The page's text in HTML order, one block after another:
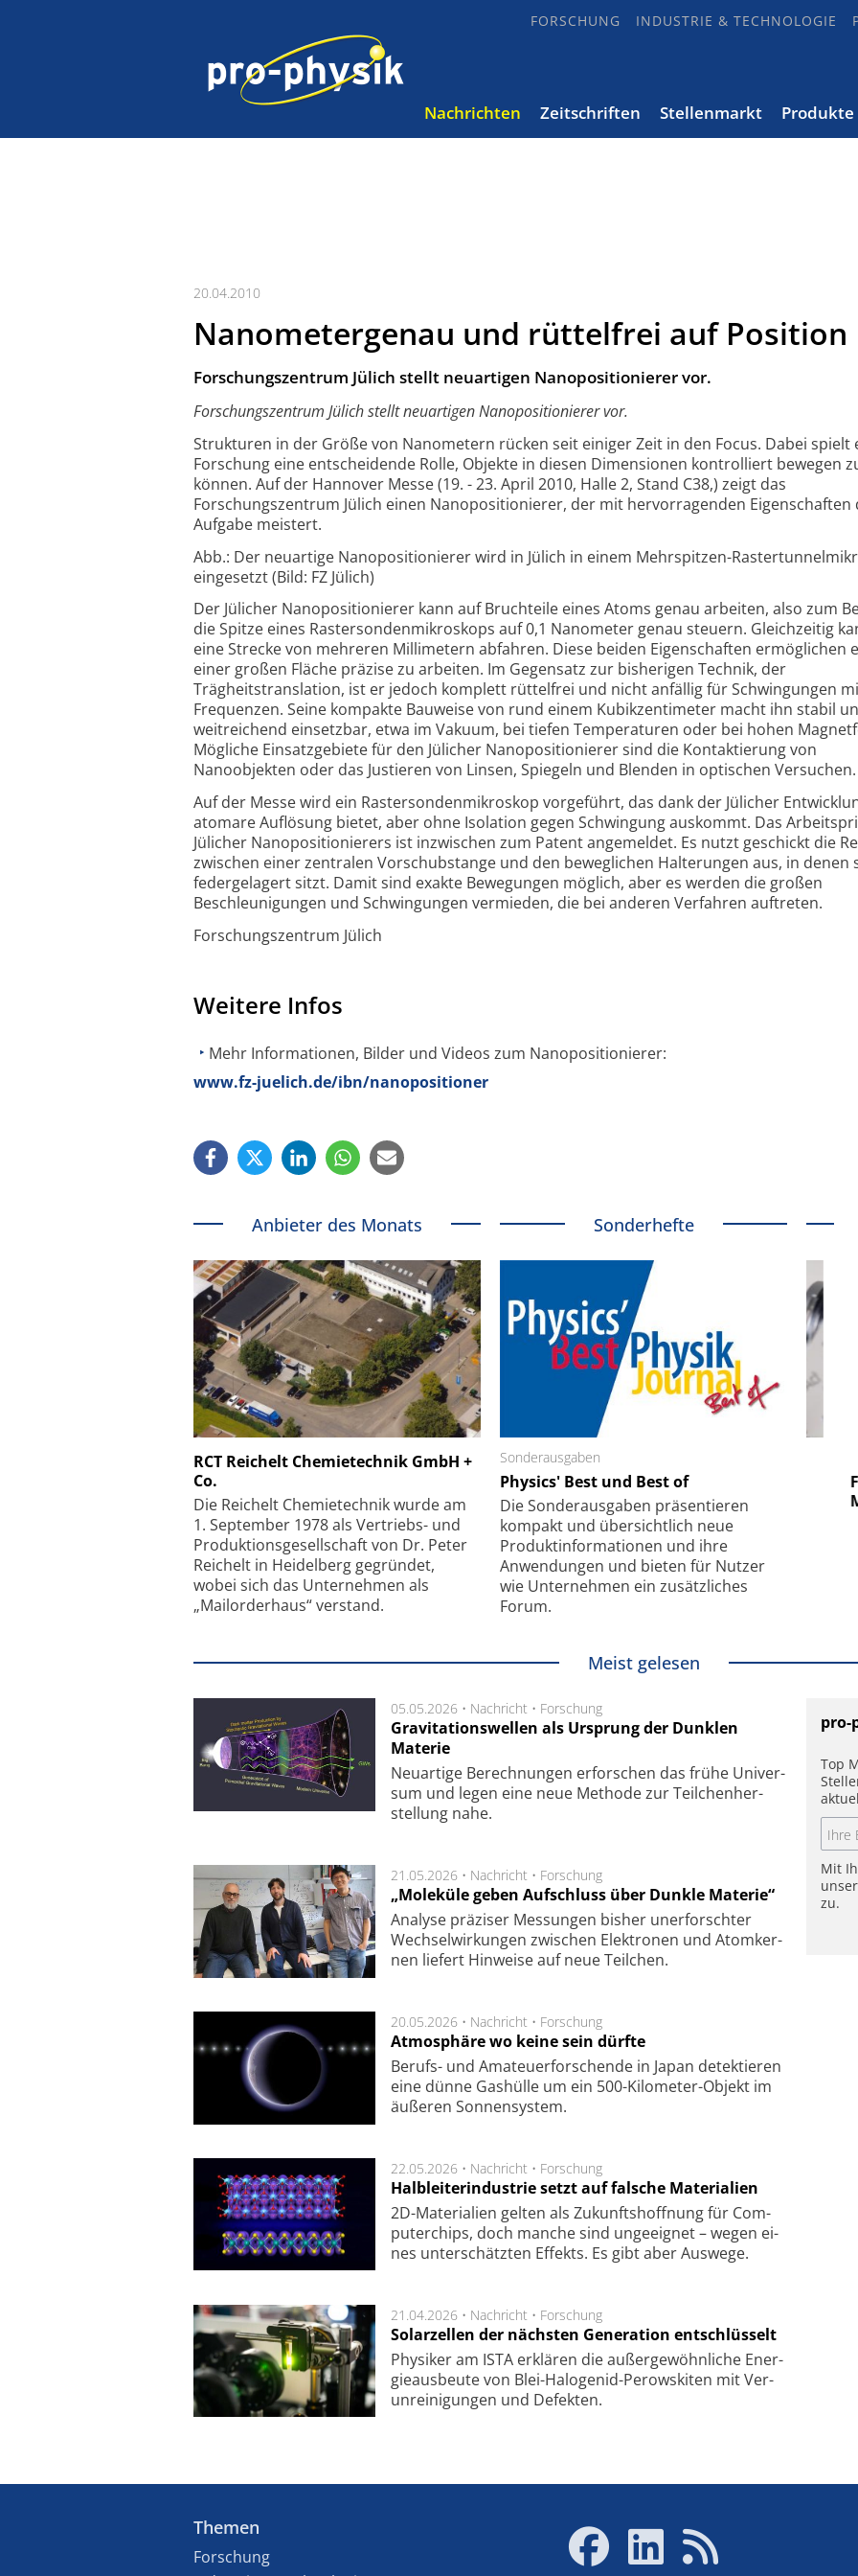
FORSCHUNG INDUSTRIE & TECHNOLOGIE
Nachrichten Zeitschriften Stellenmarkt Produkte
20.04.2010
Nanometergenau und rüttelfrei auf Position
Forschungszentrum Jülich stellt neuartigen Nanopositionierer vor.
Forschungszentrum Jülich stellt neuartigen Nanopositionierer vor.
Strukturen in der Größe von Nanometern rücken seit einiger Zeit in den Focus. Dabei spielt
Forschung eine entscheidende Rolle, Objekte in diesen Dimensionen kontrolliert bewegen
können. Auf der Hannover Messe (19. - 23. April 2010, Halle 2, Stand C38,) zeigt das
Forschungszentrum Jülich einen Nanopositionierer, der mit hervorragenden Eigenschaften
Aufgabe meistert.
Abb.: Der neuartige Nanopositionierer wird in Jülich in einem Mehrspitzen-
eingesetzt (Bild: FZ Jülich)
Der Jülicher Nanopositionierer kann auf Bruchteile eines Atoms genau arbeiten, also zum
die Spitze eines Rastersondenmikroskops auf 0,1 Nanometer genau steuern. Gleichzeitig
eine Strecke von mehreren Millimetern abfahren. Diese beiden Eigenschaften ermöglichen
einer großen Fläche präzise zu arbeiten. Im Gegensatz zur bisherigen Technik, der
Trägheitstranslation, ist er jedoch komplett rüttelfrei und nicht anfällig für Schwingungen
Frequenzen. Seine kompakte Bauweise von rund einem Kubikzentimeter macht ihn stabil
weitreichend einsetzbar, etwa im Vakuum, bei tiefen Temperaturen oder bei hohen
Mögliche Einsatzgebiete für den Jülicher Nanopositionierer sind die Kontaktierung von
Nanoobjekten oder das Justieren von Linsen, Spiegeln und Blenden in optischen Versuchen.
Auf der Messe wird ein Rastersondenmikroskop vorgeführt, das dank der Jülicher
atomare Auflösung bietet, aber ohne Isolation gegen Schwingung auskommt. Das
Jülicher Nanopositionierers ist inzwischen zum Patent angemeldet. Es nutzt geschickt die
zwischen einer zentralen Vorschubstange und den beweglichen Halterungen aus, in denen
federgelagert sitzt. Damit sind exakte Bewegungen möglich, aber es werden die großen
Beschleunigungen und Schwingungen vermieden, die bei anderen Verfahren auftreten.
Forschungszentrum Jülich
Weitere Infos
Mehr Informationen, Bilder und Videos zum Nanopositionierer:
www.fz-juelich.de/ibn/nanopositioner
Anbieter des Monats
RCT Reichelt Chemietechnik GmbH +
Co.
Die Reichelt Chemietechnik wurde am
1. September 1978 als Vertriebs- und
Produktionsgesellschaft von Dr. Peter
Reichelt in Heidelberg gegründet,
wobei sich das Unternehmen als
„Mailorderhaus“ verstand.
Sonderhefte
Sonderausgaben
Physics' Best und Best of
Die Sonder­ausgaben präsentieren
kompakt und übersichtlich neue
Produkt­informationen und ihre
Anwendungen und bieten für Nutzer
wie Unternehmen ein zusätzliches
Forum.
Schäfter + Kirchhoff GmbH
Feinfokussierungsmechanismus
Elektronenmikroskopie auf
kleinstem Raum
Meist gelesen
05.05.2026 • Nachricht • Forschung
Gravitationswellen als Ursprung der Dunklen
Materie
Neu­artige Be­rech­nung­en er­for­schen das frü­he Uni­ver­
sum und legen eine neue Me­tho­de zur Teil­chen­her­
stel­lung nahe.
21.05.2026 • Nachricht • Forschung
„Moleküle geben Aufschluss über Dunkle Materie“
Analyse prä­zi­ser Mes­sung­en bis­her un­er­for­schter
Wech­sel­wir­kung­en zwi­schen Elek­tro­nen und Atom­ker­
nen lie­fert Hin­wei­se auf neue Teil­chen.
20.05.2026 • Nachricht • Forschung
Atmosphäre wo keine sein dürfte
Berufs- und Ama­teuer­for­schen­de in Japan de­tek­tie­ren
eine dün­ne Gas­hül­le um ein 500-Kilo­meter-Objekt im
äu­ße­ren Son­nen­sys­tem.
22.05.2026 • Nachricht • Forschung
Halbleiterindustrie setzt auf falsche Materialien
2D-Mate­ri­a­li­en gel­ten als Zu­kunfts­hoff­nung für Com­
pu­ter­chips, doch man­che sind un­ge­eig­net – we­gen ei­
nes un­ter­schätz­ten Ef­fekts. Es gibt aber Aus­we­ge.
21.04.2026 • Nachricht • Forschung
Solarzellen der nächsten Generation entschlüsselt
Physiker am ISTA er­klä­ren die außer­ge­wöhn­li­che Ener­
gie­aus­beu­te von Blei-Halo­ge­nid-Perows­ki­ten mit Ver­
unrei­ni­gung­en und De­fek­ten.
pro-
Top
Mit
zu.
Themen
Forschung